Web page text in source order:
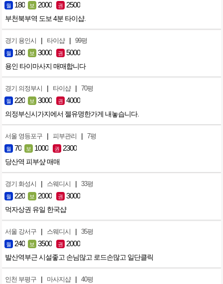
월 180 보 2000 권 2500
부천북부역 도보 4분 타이샵.
경기 용인시 | 타이샵 | 99평
월 180 보 3000 권 5000
용인 타이마사지 매매합니다
경기 의정부시 | 타이샵 | 70평
월 220 보 3000 권 4000
의정부신시가지에서 젤유명한가게 내놓습니다.
서울 영등포구 | 피부관리 | 7평
월 70 보 1000 권 2300
당산역 피부샾 매매
경기 화성시 | 스웨디시 | 33평
월 220 보 2000 권 3000
먹자상권 유일 한국샵
서울 강서구 | 스웨디시 | 35평
월 240 보 3500 권 2000
발산역부근 시설좋고 손님많고 로드손많고 일단클릭
인천 부평구 | 마사지샵 | 40평